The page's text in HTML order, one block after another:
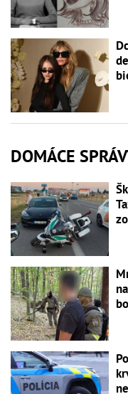
DOMÁCE